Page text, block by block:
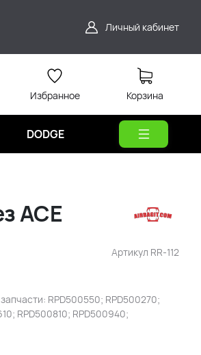
Личный кабинет
Избранное Корзина
DODGE
Артикул RR-112
ACE
RPD500550; RPD500270;
RPD500810; RPD500940;